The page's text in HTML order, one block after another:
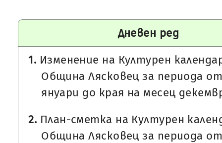
Дневен ред
1. Изменение на Културен
Община Лясковец за периода
януари до края на месец
2. План-сметка на Културен
Община Лясковец за периода